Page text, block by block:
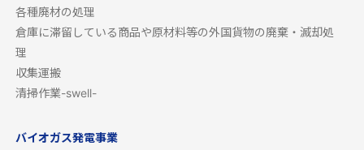
各種廃材の処理
倉庫に滞留している商品や原材料等の外国貨物の廃棄・滅却処
理
収集運搬
清掃作業-swell-
バイオガス発電事業